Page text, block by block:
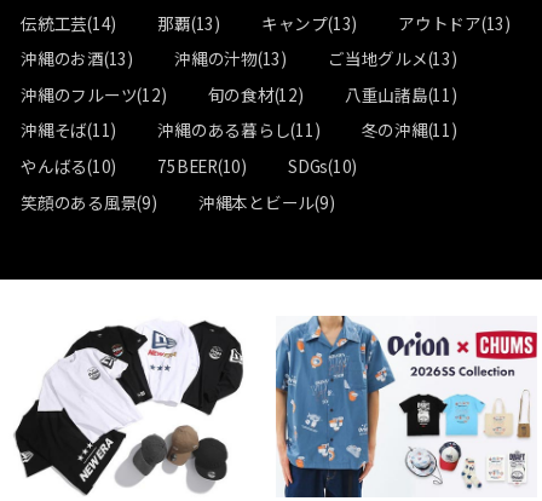
伝統工芸(14)
那覇(13) キャンプ(13)
アウトドア(13)
沖縄のお酒(13)
沖縄の汁物(13)
ご当地グルメ(13)
沖縄のフルーツ(12)
旬の食材(12)
八重山諸島(11)
沖縄そば(11)
沖縄のある暮らし(11)
冬の沖縄(11)
やんばる(10)
75BEER(10)
SDGs(10)
笑顔のある風景(9)
沖縄本とビール(9)